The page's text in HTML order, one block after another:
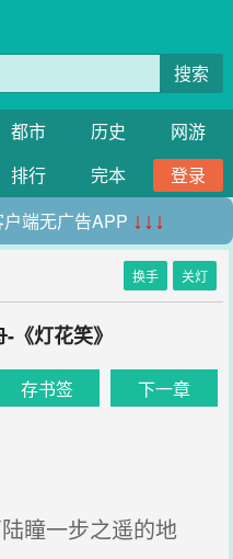
搜索
都市 历史
网游
排行 完本
登录
端无广告APP ↓↓↓
换手 关灯
《灯花笑》
存书签 下一章
瞳一步之遥的地